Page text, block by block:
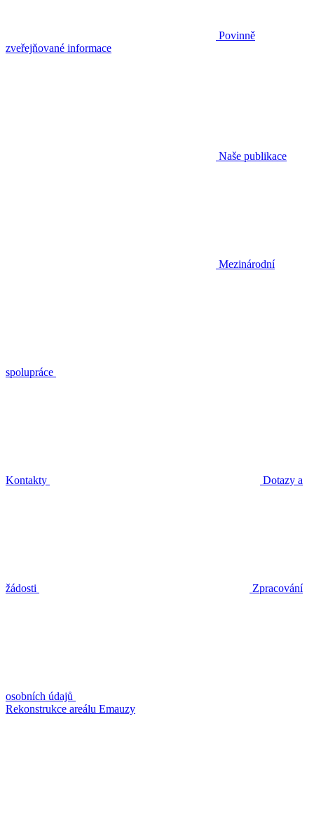
Povinně
zveřejňované informace
Naše publikace
Mezinárodní
spolupráce
Kontakty Dotazy a
žádosti Zpracování
osobních údajů
Rekonstrukce areálu Emauzy